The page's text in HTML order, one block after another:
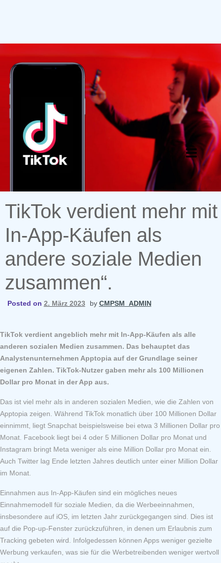
TikTok verdient mehr mit
In-App-Käufen als
andere soziale Medien
zusammen“.
Posted on 2. März 2023 by CMPSM_ADMIN
TikTok verdient angeblich mehr mit In-App-Käufen als alle
anderen sozialen Medien zusammen. Das behauptet das
Analystenunternehmen Apptopia auf der Grundlage seiner
eigenen Zahlen. TikTok-Nutzer gaben mehr als 100 Millionen
Dollar pro Monat in der App aus.
Das ist viel mehr als in anderen sozialen Medien, wie die Zahlen von
Apptopia zeigen. Während TikTok monatlich über 100 Millionen Dollar
einnimmt, liegt Snapchat beispielsweise bei etwa 3 Millionen Dollar pro
Monat. Facebook liegt bei 4 oder 5 Millionen Dollar pro Monat und
Instagram bringt Meta weniger als eine Million Dollar pro Monat ein.
Auch Twitter lag Ende letzten Jahres deutlich unter einer Million Dollar
im Monat.
Einnahmen aus In-App-Käufen sind ein mögliches neues
Einnahmemodell für soziale Medien, da die Werbeeinnahmen,
insbesondere auf iOS, im letzten Jahr zurückgegangen sind. Dies ist
auf die Pop-up-Fenster zurückzuführen, in denen um Erlaubnis zum
Tracking gebeten wird. Infolgedessen können Apps weniger gezielte
Werbung verkaufen, was sie für die Werbetreibenden weniger wertvoll